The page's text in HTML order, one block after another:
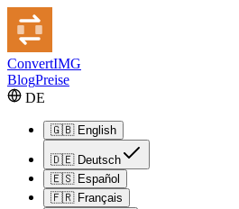
ConvertIMG
BlogPreise
DE
🇬🇧 English
🇩🇪 Deutsch
🇪🇸 Español
🇫🇷 Français